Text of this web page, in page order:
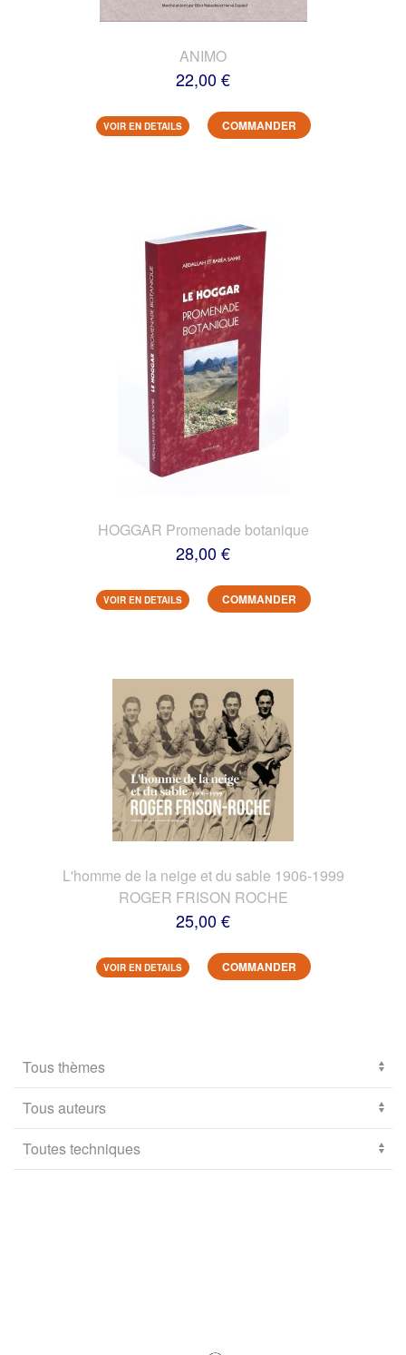
ANIMO
22,00 €
VOIR EN DETAILS COMMANDER
HOGGAR Promenade botanique
28,00 €
VOIR EN DETAILS COMMANDER
L'homme de la neige et du sable 1906-1999
ROGER FRISON ROCHE
25,00 €
VOIR EN DETAILS COMMANDER